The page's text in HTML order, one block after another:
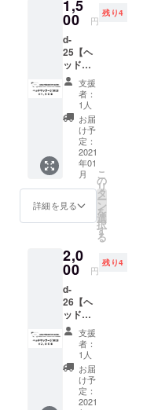
す。
して、
ご支援
頂けま
すと大
変嬉し
いで
す。
お渡し
となり
ます。
※出店者
からの
郵送の
お届け
となり
ます。
しま
す。 *
キャン
セルを
された
場合
は、返
金でき
ません
のでご
了承く
ださ
い。
までに
受付番
載のチ
ケット
メール
を送付
いたし
ます。 *
チケッ
トメー
ルを受
取後、
購入者
様から
hair
salon様
いいた
しま
す。 *
キャン
セルを
された
場合
は、返
金でき
ません
のでご
了承く
もっと
楽し
く、市
外から
も足を
運んで
もらえ
る街に
なる
様、応
援して
おりま
す。 *記
載の金
額は税
込み価
格で
す。 *デ
とする
際は店
別途
1,500円
徴収い
たしま
す。 *購
入後、1
月中旬
までに
受付番
号を記
いただ
き、縮
毛矯正
のチ
ケット
を出品
いただ
きまし
た！
https://
cyokah
airsalo
n.com
＜出品
者コメ
ント＞
薩摩川
く、市
外から
も足を
運んで
もらえ
る街に
なる
様、応
援して
おりま
す。 *記
載の金
額は税
1,5
00 円
残り4
d-
25【ヘ
ッド
マッ
サージ
20分】
※株式会
TANAK
A、
Dr.drive
267川内
店ssを
ご利用
される
方限定
供とな
りま
す。 薩
摩川内
市中郷
町の株
式会社
TANAK
A、
Dr.drive
267川内
店ss内
に 年明
支援
者：
1人
お届
け予
定：
2021
年01
月
詳細を見る
こ
の
リ
タ
ー
ン
を
選
択
す
る
2,0
00 円
残り4
d-
26【ヘ
ッド
マッ
サージ
30分】
※株式会
TANAK
A、
支援
者：
1人
お届
け予
定：
2021